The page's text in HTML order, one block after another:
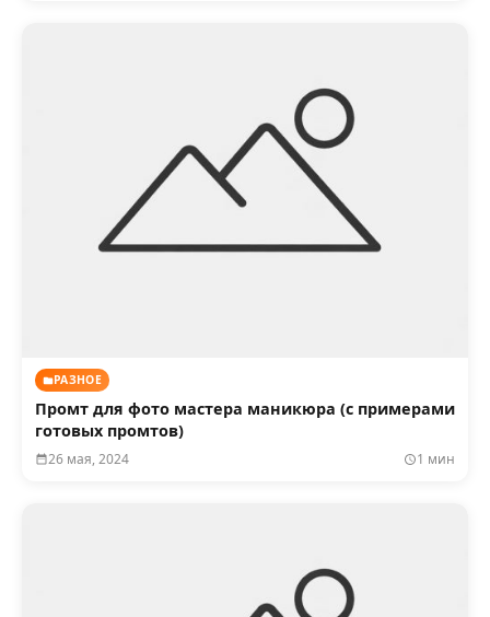
РАЗНОЕ
Промт для фото мастера маникюра (с примерами
готовых промтов)
26 мая, 2024 1 мин